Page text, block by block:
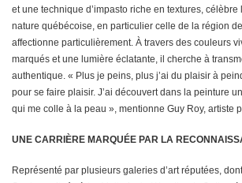
et une technique d’impasto riche en textures,
nature québécoise, en particulier celle de la région de
affectionne particulièrement. À travers des couleurs
marqués et une lumière éclatante, il cherche à
authentique. « Plus je peins, plus j’ai du plaisir à
pour se faire plaisir. J’ai découvert dans la peinture
qui me colle à la peau », mentionne Guy Roy, artiste
UNE CARRIÈRE MARQUÉE PAR LA
Représenté par plusieurs galeries d’art réputées,